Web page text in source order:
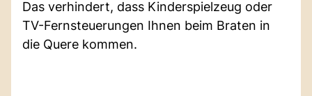
Das verhindert, dass Kinderspielzeug oder
TV-Fernsteuerungen Ihnen beim Braten in
die Quere kommen.